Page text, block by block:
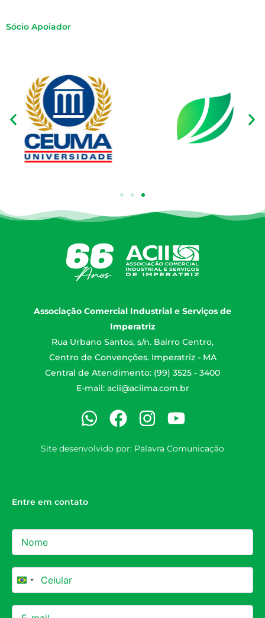
Sócio Apoiador
Associação Comercial Industrial e Serviços de
Imperatriz
Rua Urbano Santos, s/n. Bairro Centro,
Centro de Convenções. Imperatriz - MA
Central de Atendimento: (99) 3525 - 3400
E-mail: acii@aciima.com.br
Site desenvolvido por: Palavra Comunicação
Entre em contato
Brazil +55